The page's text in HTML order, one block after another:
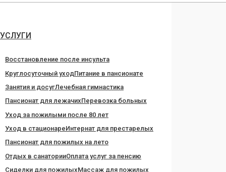
Перейти
содержанию
УСЛУГИ
Восстановление после инсульта
Круглосуточный уходПитание в пансионате
Занятия и досугЛечебная гимнастика
Пансионат для лежачихПеревозка больных
Уход за пожилыми после 80 лет
Уход в стационареИнтернат для престарелых
Пансионат для пожилых на лето
Отдых в санаторииОплата услуг за пенсию
Сиделки для пожилыхМассаж для пожилых